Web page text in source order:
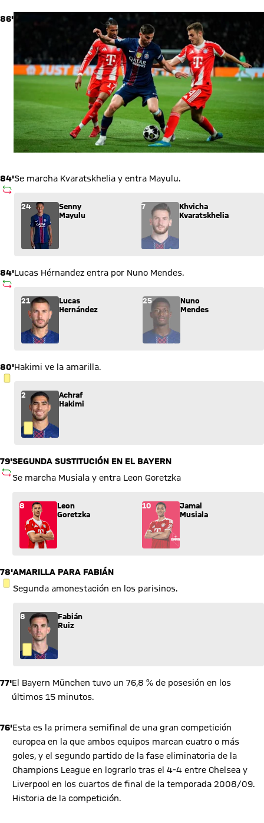
86'
84'
SUSTITUCIÓN
Se marcha Kvaratskhelia y entra Mayulu.
Sustitución: Senny Mayulu (24) entra por Khvicha
24
Senny
Mayulu
7
Khvicha
Kvaratskhelia
84'
SUSTITUCIÓN
Lucas Hérnandez entra por Nuno Mendes.
Sustitución: Lucas Hernández (21) entra por Nuno Mendes
21
Lucas
Hernández
25
Nuno
Mendes
80'
TARJETA AMARILLA
Hakimi ve la amarilla.
2
Achraf
Hakimi
79'
SUSTITUCIÓN
SEGUNDA SUSTITUCIÓN EN EL BAYERN
Se marcha Musiala y entra Leon Goretzka
Sustitución: Leon Goretzka (8) entra por Jamal Musiala (10).
8
Leon
Goretzka
10
Jamal
Musiala
78'
TARJETA AMARILLA
AMARILLA PARA FABIÁN
Segunda amonestación en los parisinos.
8
Fabián
Ruiz
77'El Bayern München tuvo un 76,8 % de posesión en los
últimos 15 minutos.
76'Esta es la primera semifinal de una gran competición
europea en la que ambos equipos marcan cuatro o más
goles, y el segundo partido de la fase eliminatoria de la
Champions League en lograrlo tras el 4-4 entre Chelsea y
Liverpool en los cuartos de final de la temporada 2008/09.
Historia de la competición.